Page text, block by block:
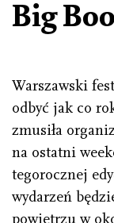
Big
Warszawski
odbyć jak co
zmusiła
na ostatni
tegorocznej
wydarzeń
powietrzu w